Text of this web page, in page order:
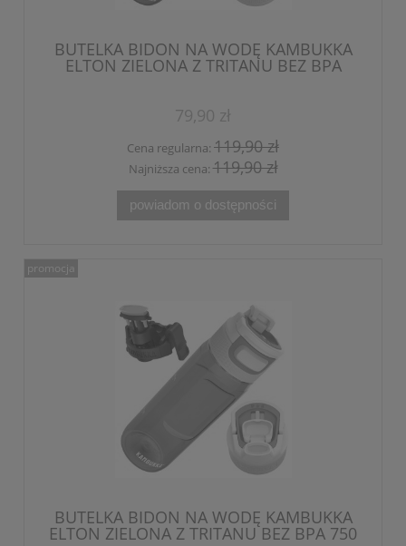
BUTELKA BIDON NA WODĘ KAMBUKKA
ELTON ZIELONA Z TRITANU BEZ BPA
79,90 zł
Cena regularna: 119,90 zł
Najniższa cena: 119,90 zł
powiadom o dostępności
BUTELKA BIDON NA WODĘ KAMBUKKA
ELTON ZIELONA Z TRITANU BEZ BPA 750
promocja